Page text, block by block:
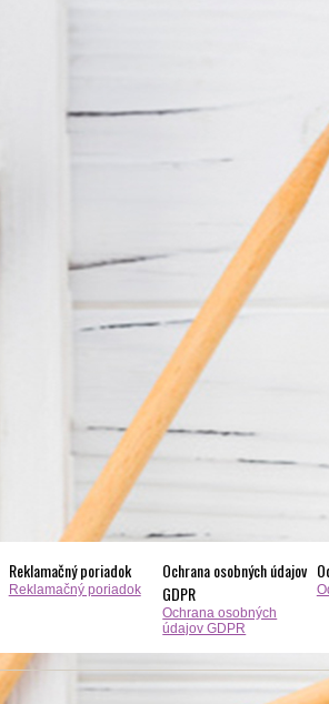
Reklamačný poriadok
Reklamačný poriadok
Ochrana osobných údajov
GDPR
Ochrana osobných
údajov GDPR